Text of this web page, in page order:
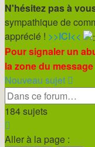
N'hésitez pas à
sympathique de
apprécié ! >>ICI<<
Pour signaler un
la zone du
Nouveau sujet
184 sujets
1
Aller à la page :